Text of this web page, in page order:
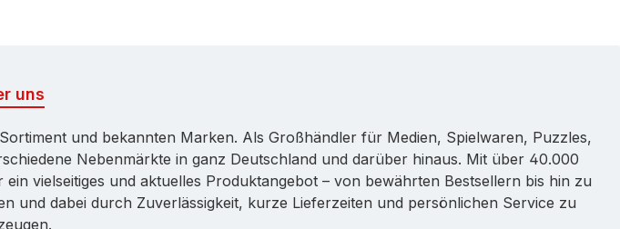
uns
und bekannten Marken. Als Großhändler für Medien, Spielwaren, Puzzles,
Nebenmärkte in ganz Deutschland und darüber hinaus. Mit über 40.000
vielseitiges und aktuelles Produktangebot – von bewährten Bestsellern bis hin zu
und dabei durch Zuverlässigkeit, kurze Lieferzeiten und persönlichen Service zu